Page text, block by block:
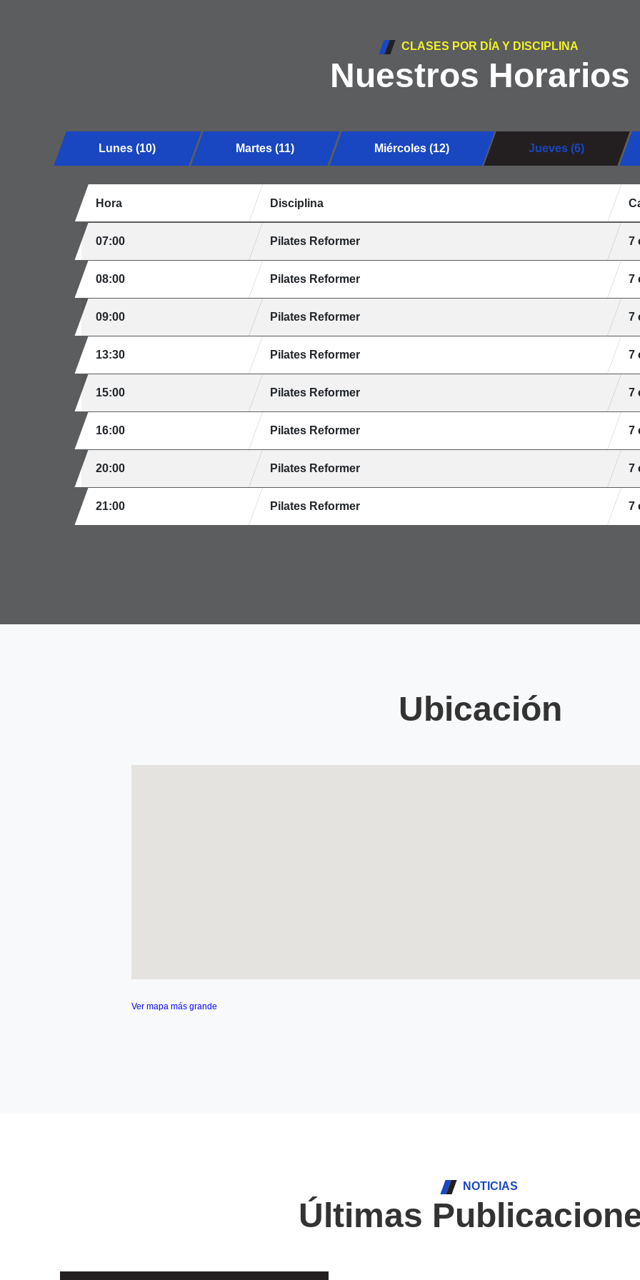
CLASES POR DÍA Y DISCIPLINA
Nuestros Horarios
Lunes (10) Martes (11) Miércoles (12) Jueves (6)
Hora Disciplina
07:00 Pilates Reformer 7
08:00 Pilates Reformer 7
09:00 Pilates Reformer 7
13:30 Pilates Reformer 7
15:00 Pilates Reformer 7
16:00 Pilates Reformer 7
20:00 Pilates Reformer 7
21:00 Pilates Reformer 7
Ubicación
Ver mapa más grande
NOTICIAS
Últimas